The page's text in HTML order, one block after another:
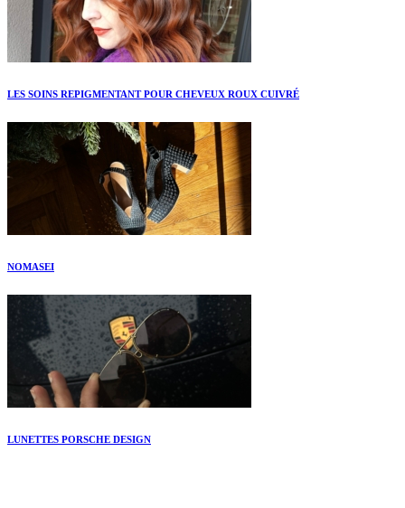
LES SOINS REPIGMENTANT POUR CHEVEUX ROUX CUIVRÉ
NOMASEI
LUNETTES PORSCHE DESIGN